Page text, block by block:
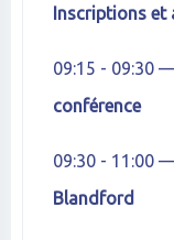
Inscriptions et
09:15 - 09:30
conférence
09:30 - 11:00
Blandford